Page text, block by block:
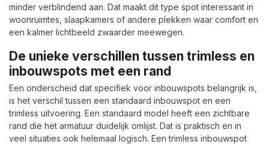
minder verblindend aan. Dat maakt dit type spot interessant in
woonruimtes, slaapkamers of andere plekken waar comfort en
een kalmer lichtbeeld zwaarder meewegen.
De unieke verschillen tussen trimless en
inbouwspots met een rand
Een onderscheid dat specifiek voor inbouwspots belangrijk is,
is het verschil tussen een standaard inbouwspot en een
trimless uitvoering. Een standaard model heeft een zichtbare
rand die het armatuur duidelijk omlijst. Dat is praktisch en in
veel situaties ook helemaal logisch. Een trimless inbouwspot